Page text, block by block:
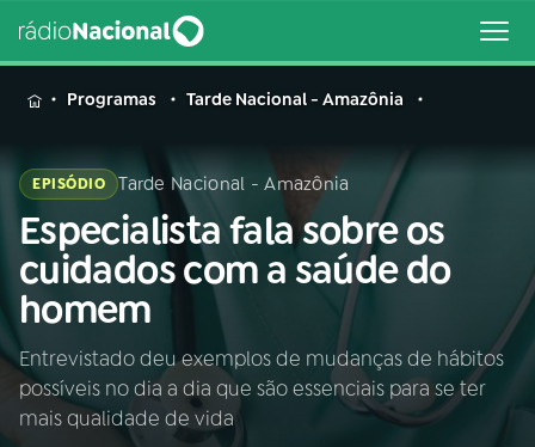
MENU
Buscar
na
Rádio
Nacional
Buscar
AO VIVO
01 INÍCIO
Programas Tarde Nacional - Amazônia
EPISÓDIO Tarde Nacional - Amazônia
Especialista fala sobre os
cuidados com a saúde do
homem
Entrevistado deu exemplos de mudanças de hábitos
possíveis no dia a dia que são essenciais para se ter
mais qualidade de vida